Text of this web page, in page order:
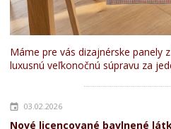
Máme pre vás dizajnérske panely
luxusnú veľkonočnú súpravu za
03.02.2026
Nové licencované bavlnené